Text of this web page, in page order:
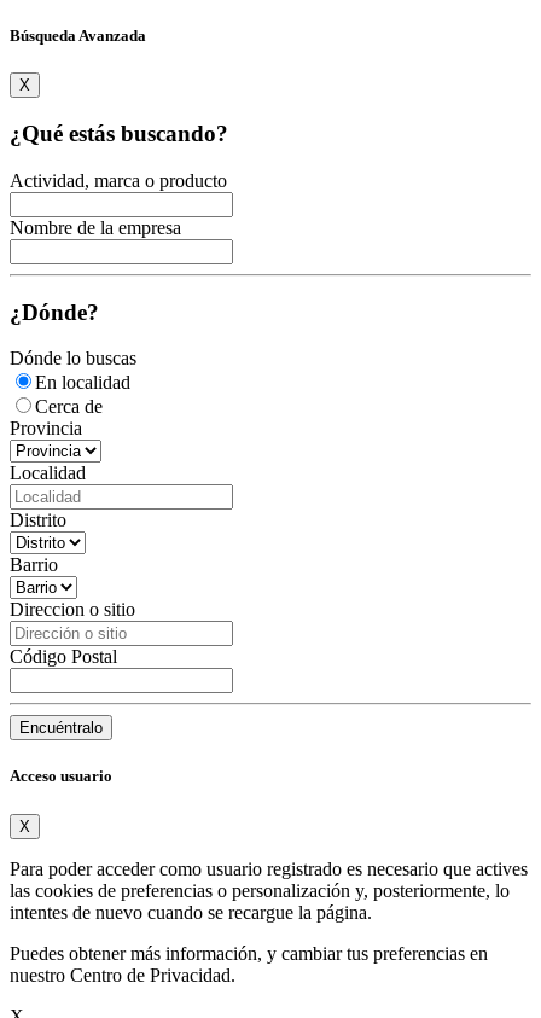
Búsqueda Avanzada
X
¿Qué estás buscando?
Actividad, marca o producto
Nombre de la empresa
¿Dónde?
Dónde lo buscas
En localidad
Cerca de
Provincia
Localidad
Distrito
Barrio
Direccion o sitio
Código Postal
Encuéntralo
Acceso usuario
X
Para poder acceder como usuario registrado es necesario que actives
las cookies de preferencias o personalización y, posteriormente, lo
intentes de nuevo cuando se recargue la página.
Puedes obtener más información, y cambiar tus preferencias en
nuestro Centro de Privacidad.